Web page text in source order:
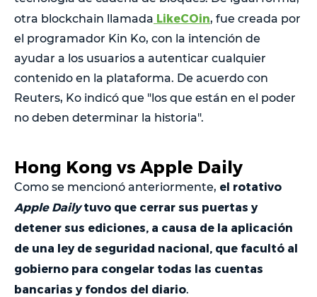
otra blockchain llamada LikeCOin, fue creada por
el programador Kin Ko, con la intención de
ayudar a los usuarios a autenticar cualquier
contenido en la plataforma. De acuerdo con
Reuters, Ko indicó que "los que están en el poder
no deben determinar la historia".
Hong Kong vs Apple Daily
Como se mencionó anteriormente, el rotativo
Apple Dailytuvo que cerrar sus puertas y
detener sus ediciones, a causa de la aplicación
de una ley de seguridad nacional, que facultó al
gobierno para congelar todas las cuentas
bancarias y fondos del diario.